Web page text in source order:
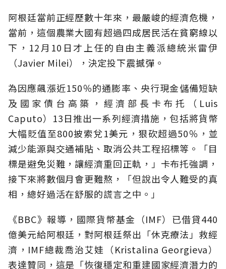
阿根廷當前正經歷數十年來，最嚴峻的經濟危機，
當前，這個農業大國有超過四成居民活在貧窮線以
下，12月10日才上任的自由主義派總統米雷伊
（Javier Milei），決定投下震撼彈。
為因應飆漲近150％的通膨率、央行現金儲備短缺
及國家債台高築，經濟部長卡布托（Luis
Caputo）13日推出一系列經濟措施，包括將貨幣
大幅貶值至800披索兌1美元，狠砍超過50％，並
減少能源與交通補貼、取消公共工程招標等。「目
標是避免災難，讓經濟重回正軌，」卡布托強調，
接下來將數個月會更難熬，「但說出令人難受的真
相，總好過活在舒服的謊言之中。」
《BBC》報導，國際貨幣基金（IMF）已借貸440
億美元給阿根廷，對阿根廷祭出「休克療法」救經
濟，IMF總裁喬治艾娃（Kristalina Georgieva）
表達贊同，這是「恢復穩定和重建國家經濟潛力的